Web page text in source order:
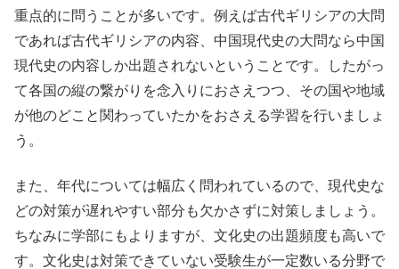
重点的に問うことが多いです。例えば古代ギリシアの大問
であれば古代ギリシアの内容、中国現代史の大問なら中国
現代史の内容しか出題されないということです。したがっ
て各国の縦の繋がりを念入りにおさえつつ、その国や地域
が他のどこと関わっていたかをおさえる学習を行いましょ
う。
また、年代については幅広く問われているので、現代史な
どの対策が遅れやすい部分も欠かさずに対策しましょう。
ちなみに学部にもよりますが、文化史の出題頻度も高いで
す。文化史は対策できていない受験生が一定数いる分野で